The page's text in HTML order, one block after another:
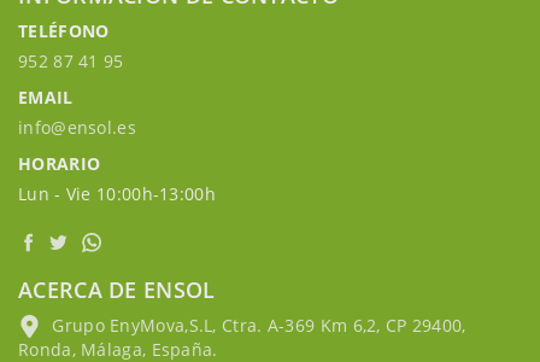
TELÉFONO
952 87 41 95
EMAIL
info@ensol.es
HORARIO
Lun - Vie 10:00h-13:00h
ACERCA DE ENSOL
Grupo EnyMova,S.L, Ctra. A-369 Km 6,2, CP 29400,
Ronda, Málaga, España.